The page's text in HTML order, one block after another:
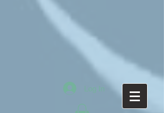
Log In